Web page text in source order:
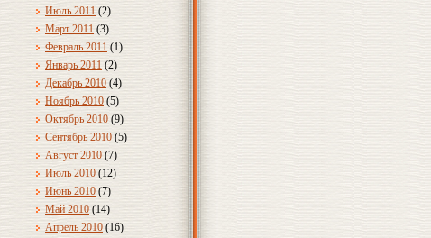
Июль 2011 (2)
Март 2011 (3)
Февраль 2011 (1)
Январь 2011 (2)
Декабрь 2010 (4)
Ноябрь 2010 (5)
Октябрь 2010 (9)
Сентябрь 2010 (5)
Август 2010 (7)
Июль 2010 (12)
Июнь 2010 (7)
Май 2010 (14)
Апрель 2010 (16)